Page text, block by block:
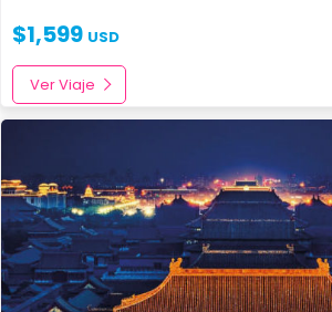
$1,599 USD
Ver Viaje